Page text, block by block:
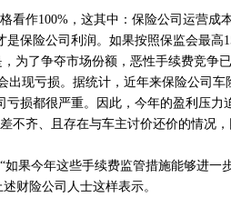
作100%，这其中：保险公司运营成
保险公司利润。如果按照保监会最高
为了争夺市场份额，恶性手续费竞争
出现亏损。据统计，近年来保险公司车
损都很严重。因此，今年的盈利压力
齐、且存在与车主讨价还价的情况
果今年这些手续费监管措施能够进一
财险公司人士这样表示。